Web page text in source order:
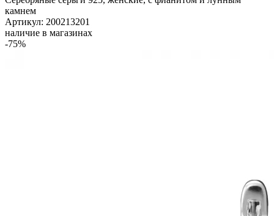
камнем
Артикул: 200213201
наличие в магазинах
-75%